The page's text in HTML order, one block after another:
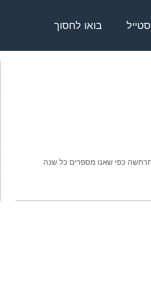
בואו לחסוך
כפי שאנו מספרים כל שנה